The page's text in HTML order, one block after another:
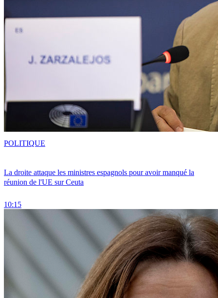
La droite attaque les ministres espagnols pour avoir manqué la
réunion de l'UE sur Ceuta
10:15
POLITIQUE